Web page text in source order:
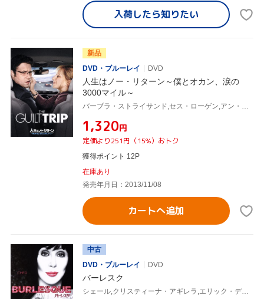
入荷したら知りたい
新品
DVD・ブルーレイ
DVD
人生はノー・リターン～僕とオカン、涙の
3000マイル～
バーブラ・ストライサンド,セス・ローゲン,アン・フレッチャー(監督),クリストフ・ベック(音楽)
¥1,320円
定価より251円（15%）おトク
獲得ポイント 12P
在庫あり
発売年月日：2013/11/08
カートへ追加
中古
DVD・ブルーレイ
DVD
バーレスク
シェール,クリスティーナ・アギレラ,エリック・デイン,スティーヴ・アンティン(脚本、監督),クリストフ・ベック(音楽)